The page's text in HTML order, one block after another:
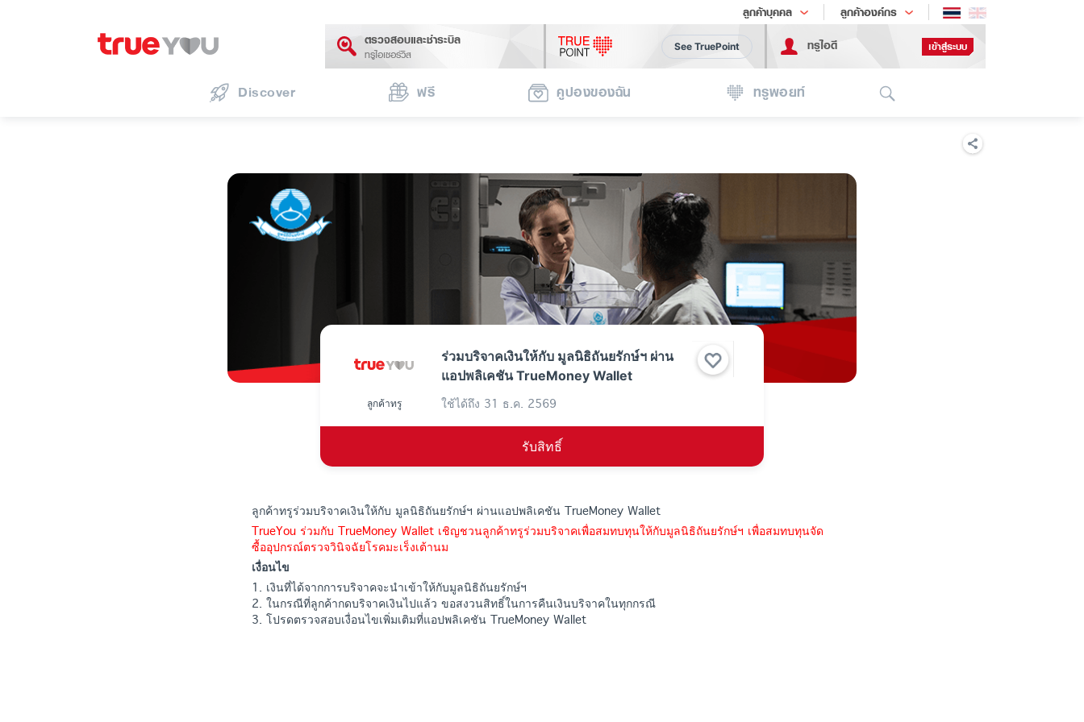
ลูกค้าบุคคล ลูกค้าองค์กร
เทรนด์เทคโนโลยี
ตรวจสอบและชำระบิล
ทรูไอเซอร์วิส
See TruePoint ทรูไอดี เข้าสู่ระบบ
Discover ฟรี คูปองของฉัน ทรูพอยท์
ร่วมบริจาคเงินให้กับ มูลนิธิถันยรักษ์ฯ ผ่าน
แอปพลิเคชัน TrueMoney Wallet
ลูกค้าทรู ใช้ได้ถึง 31 ธ.ค. 2569
รับสิทธิ์
ลูกค้าทรูร่วมบริจาคเงินให้กับ มูลนิธิถันยรักษ์ฯ ผ่านแอปพลิเคชัน TrueMoney Wallet
TrueYou ร่วมกับ TrueMoney Wallet เชิญชวนลูกค้าทรูร่วมบริจาคเพื่อสมทบทุนให้กับมูลนิธิถันยรักษ์ฯ เพื่อสมทบทุนจัด
ซื้ออุปกรณ์ตรวจวินิจฉัยโรคมะเร็งเต้านม
เงื่อนไข
1. เงินที่ได้จากการบริจาคจะนำเข้าให้กับมูลนิธิถันยรักษ์ฯ
2. ในกรณีที่ลูกค้ากดบริจาคเงินไปแล้ว ขอสงวนสิทธิ์ในการคืนเงินบริจาคในทุกกรณี
3. โปรดตรวจสอบเงื่อนไขเพิ่มเติมที่แอปพลิเคชัน TrueMoney Wallet